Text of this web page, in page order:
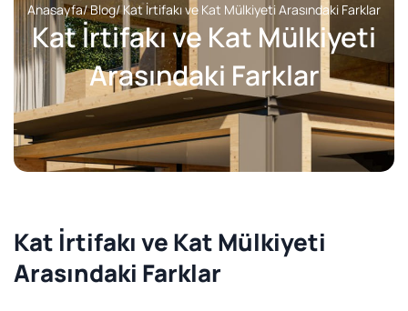
Anasayfa/ Blog/ Kat İrtifakı ve Kat Mülkiyeti Arasındaki Farklar
Kat İrtifakı ve Kat Mülkiyeti
Arasındaki Farklar
Kat İrtifakı ve Kat Mülkiyeti
Arasındaki Farklar